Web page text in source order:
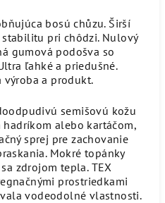
bosú chůzu. Širší
pri chôdzi. Nulový
gumová podošva so
ľahké a priedušné.
výroba a produkt.
semišovú kožu
alebo kartáčom,
sprej pre zachovanie
Mokré topánky
zdrojom tepla. TEX
prostriedkami
vodeodolné vlastnosti.